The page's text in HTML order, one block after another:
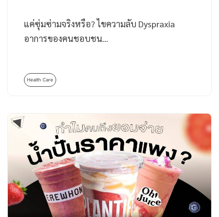
แค่ซุ่มซ่ามจริงหรือ? ไขความลับ Dyspraxia
อาการของคนชอบชน…
Health Care